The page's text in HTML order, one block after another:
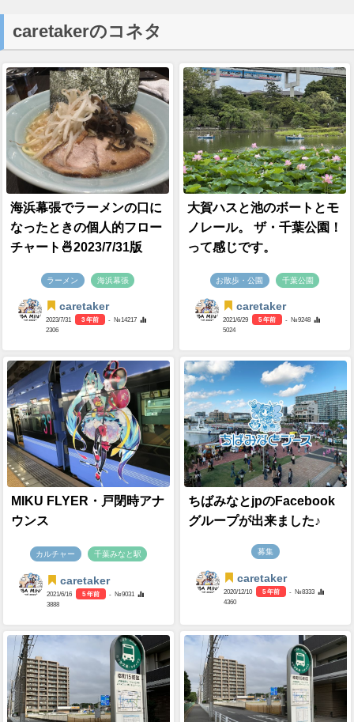
caretakerのコネタ
海浜幕張でラーメンの口に
なったときの個人的フロー
チャート🍜2023/7/31版
ラーメン 海浜幕張
caretaker
2023/7/31 3 年前
- №14217
2306
大賀ハスと池のボートとモ
ノレール。 ザ・千葉公園！
って感じです。
お散歩・公園 千葉公園
caretaker
2021/6/29 5 年前
- №9248
5024
MIKU FLYER・戸閉時アナ
ウンス
カルチャー 千葉みなと駅
caretaker
2021/6/16 5 年前
- №9031
3888
ちばみなとjpのFacebook
グループが出来ました♪
募集
caretaker
2020/12/10 5 年前
- №8333
4360